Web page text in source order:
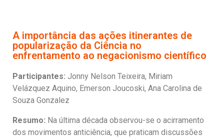
A importância das ações itinerantes de
popularização da Ciência no
enfrentamento ao negacionismo científico
Participantes: Jonny Nelson Teixeira, Miriam
Velázquez Aquino, Emerson Joucoski, Ana Carolina de
Souza Gonzalez
Resumo: Na última década observou-se o acirramento
dos movimentos anticiência, que praticam discussões